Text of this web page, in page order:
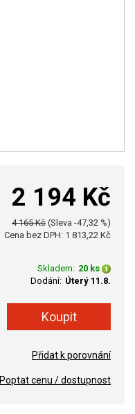
2 194 Kč
4 165 Kč (Sleva -47,32 %)
Cena bez DPH: 1 813,22 Kč
Skladem: 20 ks
Dodání: Úterý 11.8.
Přidat k porovnání
Poptat cenu / dostupnost